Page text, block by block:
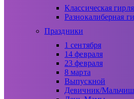
Классическая
Разнокалиберная
Праздники
1 сентября
14 февраля
23 февраля
8 марта
Выпускной
Девичник/